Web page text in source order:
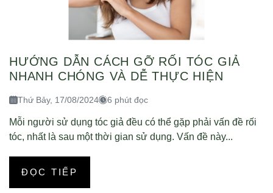
HƯỚNG DẪN CÁCH GỠ RỐI TÓC GIẢ
NHANH CHÓNG VÀ DỄ THỰC HIỆN
Thứ Bảy, 17/08/2024 6 phút đọc
Mỗi người sử dụng tóc giả đều có thể gặp phải vấn đề rối
tóc, nhất là sau một thời gian sử dụng. Vấn đề này...
ĐỌC TIẾP